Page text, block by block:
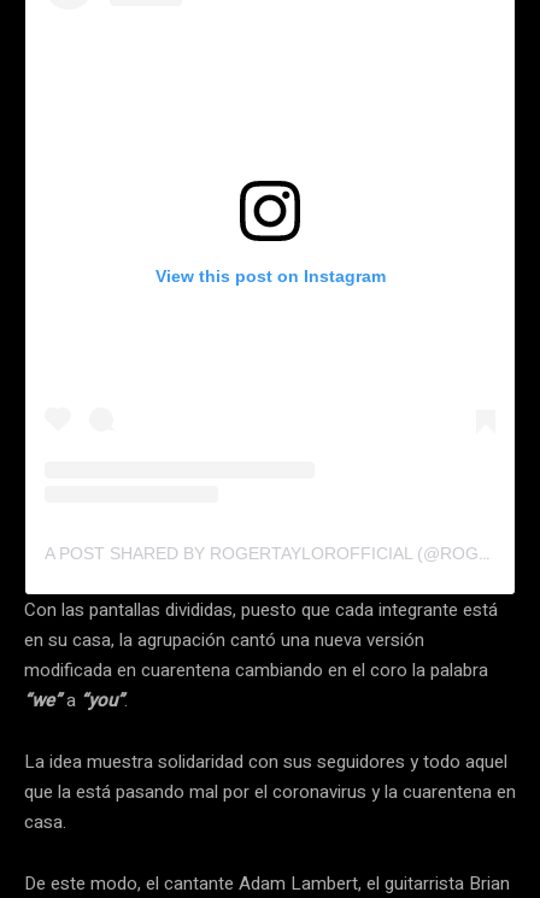
View this post on Instagram
A POST SHARED BY ROGERTAYLOROFFICIAL (@ROGERTAYLOROFFICIAL)
Con las pantallas divididas, puesto que cada integrante está
en su casa, la agrupación cantó una nueva versión
modificada en cuarentena cambiando en el coro la palabra
“we”a “you”.
La idea muestra solidaridad con sus seguidores y todo aquel
que la está pasando mal por el coronavirus y la cuarentena en
casa.
De este modo, el cantante Adam Lambert, el guitarrista Brian